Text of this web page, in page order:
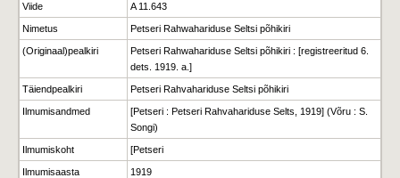
Viide A 11.643
Nimetus Petseri Rahwahariduse Seltsi põhikiri
(Originaal)pealkiri
Petseri Rahwahariduse Seltsi põhikiri : [registreeritud 6.
dets. 1919. a.]
Täiendpealkiri Petseri Rahvahariduse Seltsi põhikiri
Ilmumisandmed
[Petseri : Petseri Rahvahariduse Selts, 1919] (Võru : S.
Songi)
Ilmumiskoht [Petseri
Ilmumisaasta 1919